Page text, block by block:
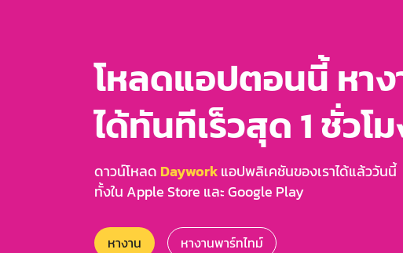
โหลดแอปตอนนี้ หา
ได้ทันทีเร็วสุด 1 ชั่วโ
ดาวน์โหลด Dayworkแอปพลิเคชันของเราได้แล้ววันนี้
ทั้งใน Apple Store และ Google Play
หางาน หางานพาร์ทไทม์